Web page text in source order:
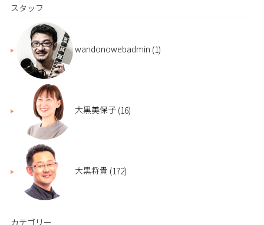
スタッフ
wandonowebadmin (1)
大黒美保子 (16)
大黒将貴 (172)
カテゴリー